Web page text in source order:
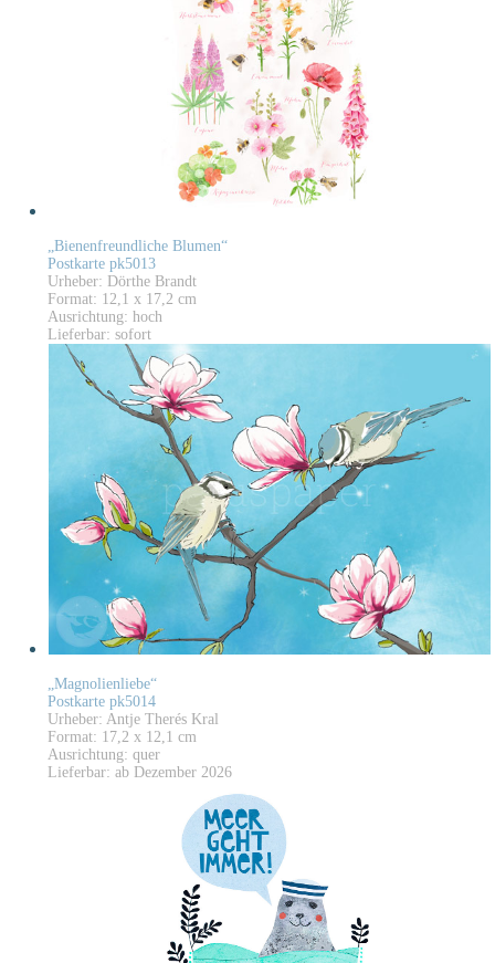
„Bienenfreundliche Blumen“
Postkarte pk5013
Urheber: Dörthe Brandt
Format: 12,1 x 17,2 cm
Ausrichtung: hoch
Lieferbar: sofort
„Magnolienliebe“
Postkarte pk5014
Urheber: Antje Therés Kral
Format: 17,2 x 12,1 cm
Ausrichtung: quer
Lieferbar: ab Dezember 2026